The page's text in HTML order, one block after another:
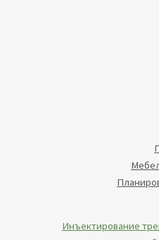
Инъектирование